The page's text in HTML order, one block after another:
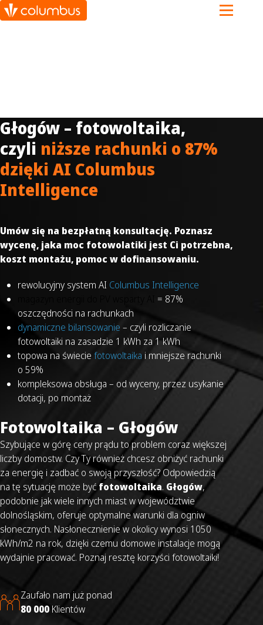
Głogów – fotowoltaika,
czyli niższe rachunki o 87%
dzięki AI Columbus
Intelligence
Umów się na bezpłatną konsultację. Poznasz
wycenę, jaka moc fotowolatiki jest Ci potrzebna,
koszt montażu, pomoc w dofinansowaniu.
rewolucyjny system AI Columbus Intelligence
= 87%
oszczędności na rachunkach
dynamiczne bilansowanie – czyli rozliczanie
fotowoltaiki na zasadzie 1 kWh za 1 kWh
topowa na świecie fotowoltaika i mniejsze rachunki
o 59%
kompleksowa obsługa – od wyceny, przez usykanie
dotacji, po montaż
Fotowoltaika – Głogów
Szybujące w górę ceny prądu to problem coraz większej
liczby domostw. Czy Ty również chcesz obniżyć rachunki
za energię i zadbać o swoją przyszłość? Odpowiedzią
na tę sytuację może byćfotowoltaika. Głogów,
podobnie jak wiele innych miast w województwie
dolnośląskim, oferuje optymalne warunki dla ogniw
słonecznych. Nasłonecznienie w okolicy wynosi 1050
kWh/m2 na rok, dzięki czemu domowe instalacje mogą
wydajnie pracować. Poznaj resztę korzyści fotowoltaiki!
Zaufało nam już ponad
80 000 Klientów